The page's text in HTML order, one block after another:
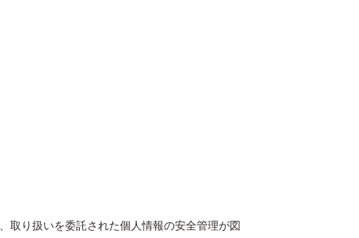
取り扱いを委託された個人情報の安全管理が図